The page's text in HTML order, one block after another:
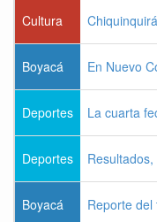
Cultura
Boyacá En Nuevo
Deportes La cuarta
Deportes
Boyacá Reporte